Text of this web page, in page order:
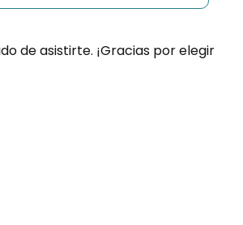
de asistirte. ¡Gracias por elegir